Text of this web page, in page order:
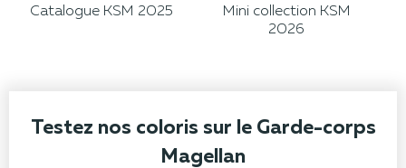
Catalogue KSM 2025
Mini collection KSM
2026
Testez nos coloris sur le Garde-corps
Magellan